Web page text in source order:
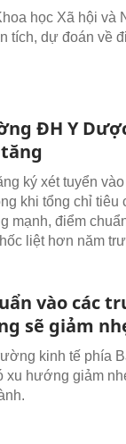
học Xã hội và
tích, dự đoán về
ĐH Y
ký xét tuyển
khi tổng chỉ tiêu
mạnh, điểm
liệt hơn năm
vào các
sẽ giảm
kinh tế phía
hướng giảm